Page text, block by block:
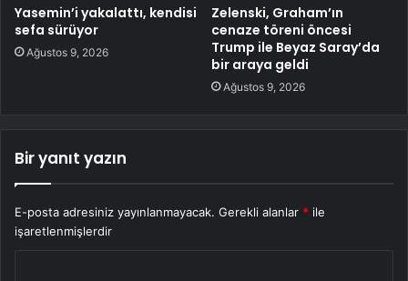
Yasemin’i yakalattı, kendisi
sefa sürüyor
Ağustos 9, 2026
Zelenski, Graham’ın
cenaze töreni öncesi
Trump ile Beyaz Saray’da
bir araya geldi
Ağustos 9, 2026
Bir yanıt yazın
E-posta adresiniz yayınlanmayacak. Gerekli alanlar * ile
işaretlenmişlerdir